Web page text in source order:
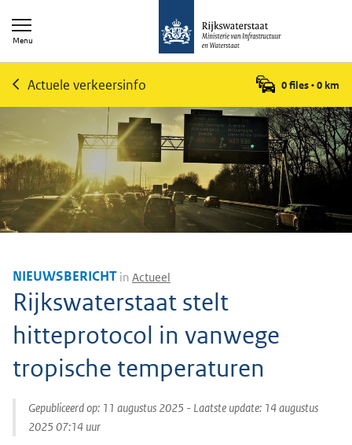
Menu
Actuele verkeersinfo 0 files•0 km
NIEUWSBERICHT in Actueel
Rijkswaterstaat stelt
hitteprotocol in vanwege
tropische temperaturen
Gepubliceerd op: 11 augustus 2025 - Laatste update: 14 augustus
2025 07:14 uur